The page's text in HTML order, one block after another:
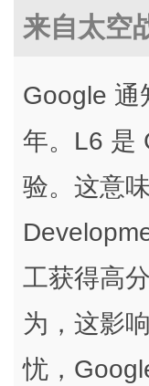
来自太空
Google 通
年。L6 是
验。这意
工获得高
为，这影
忧，